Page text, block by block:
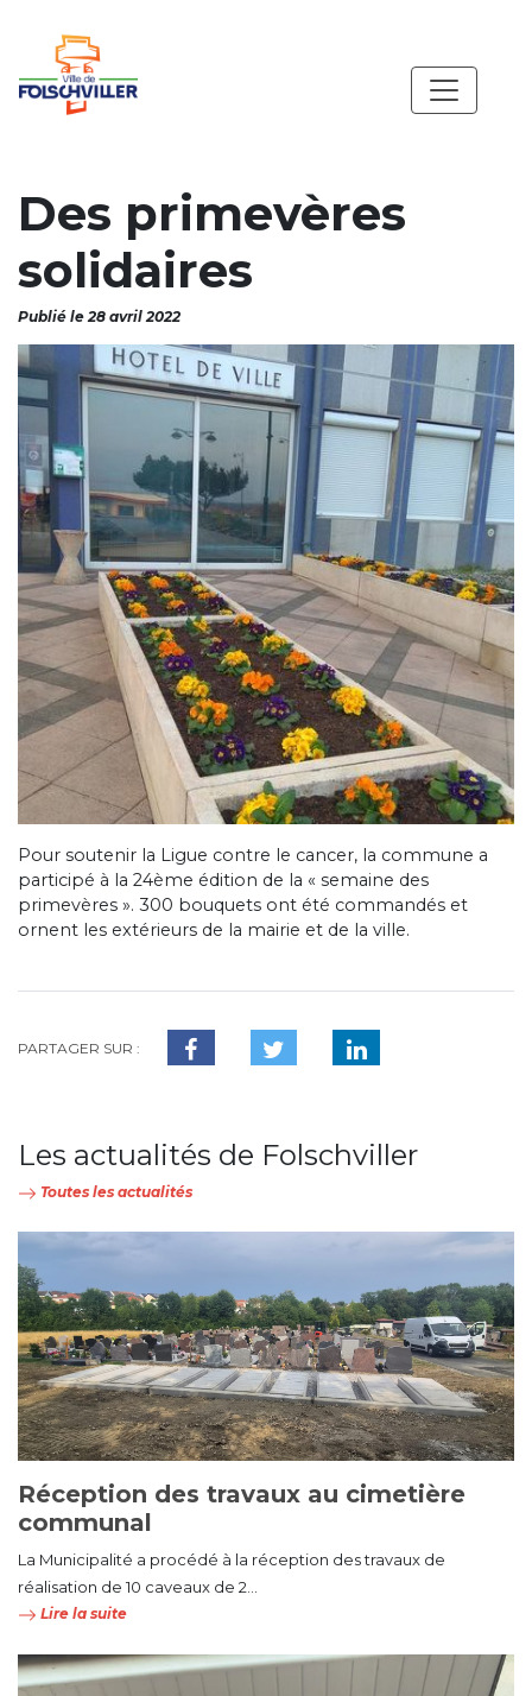
Des primevères
solidaires
Publié le 28 avril 2022
Pour soutenir la Ligue contre le cancer, la commune a
participé à la 24ème édition de la « semaine des
primevères ». 300 bouquets ont été commandés et
ornent les extérieurs de la mairie et de la ville.
PARTAGER SUR :
Les actualités de Folschviller
Toutes les actualités
Réception des travaux au cimetière
communal
La Municipalité a procédé à la réception des travaux de
réalisation de 10 caveaux de 2...
Lire la suite